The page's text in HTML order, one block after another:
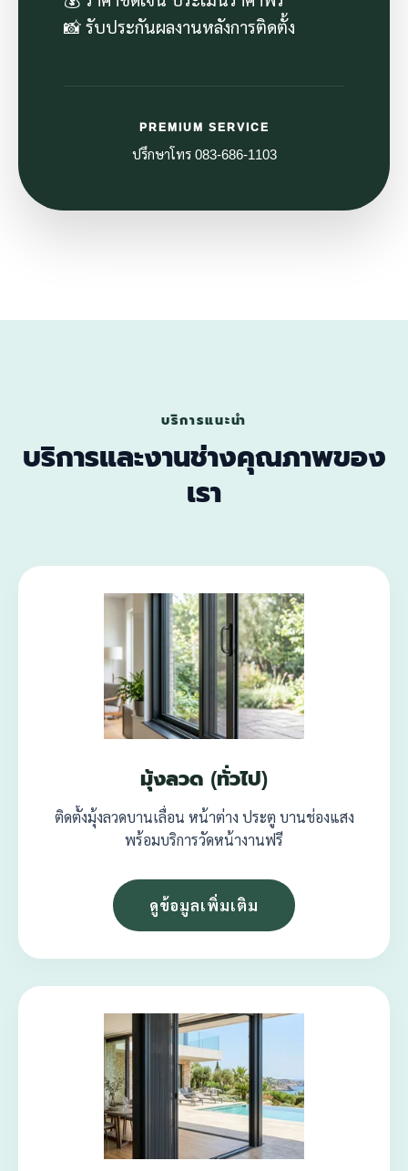
📸 รับประกันผลงานหลังการติดตั้ง
PREMIUM SERVICE
ปรึกษาโทร 083-686-1103
บริการแนะนำ
บริการและงานช่างคุณภาพของ
เรา
มุ้งลวด (ทั่วไป)
ติดตั้งมุ้งลวดบานเลื่อน หน้าต่าง ประตู บานช่องแสง
พร้อมบริการวัดหน้างานฟรี
ดูข้อมูลเพิ่มเติม